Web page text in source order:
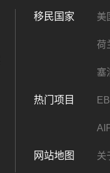
移民国家 美
荷
塞
热门项目
网站地图 关